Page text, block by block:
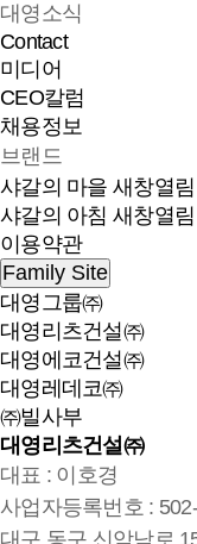
대영소식
Contact
미디어
CEO칼럼
채용정보
브랜드
샤갈의 마을 새창열림
샤갈의 아침 새창열림
이용약관
Family Site
대영그룹㈜
대영리츠건설㈜
대영에코건설㈜
대영레데코㈜
㈜빌사부
대영리츠건설㈜
대표 : 이호경
사업자등록번호 :
대구 동구 신암남로